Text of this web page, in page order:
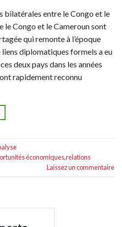
bilatérales entre le Congo et le
le Congo et le Cameroun sont
qui remonte à l’époque
liens diplomatiques formels a eu
deux pays dans les années
rapidement reconnu
économiques,relations
Laissez un commentaire